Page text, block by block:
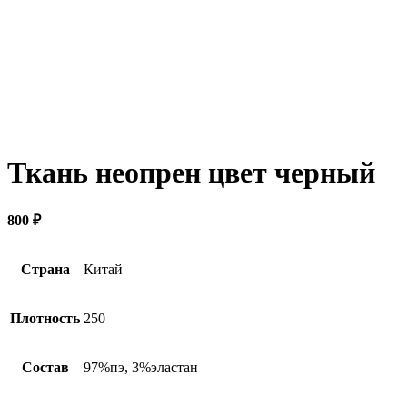
Ткань неопрен цвет черный
800 ₽
Страна Китай
Плотность 250
Состав 97%пэ, 3%эластан